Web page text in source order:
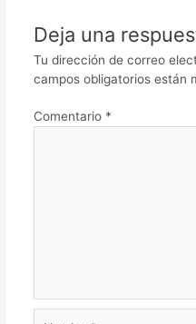
Deja una
Tu dirección de correo
campos obligatorios están
Comentario *